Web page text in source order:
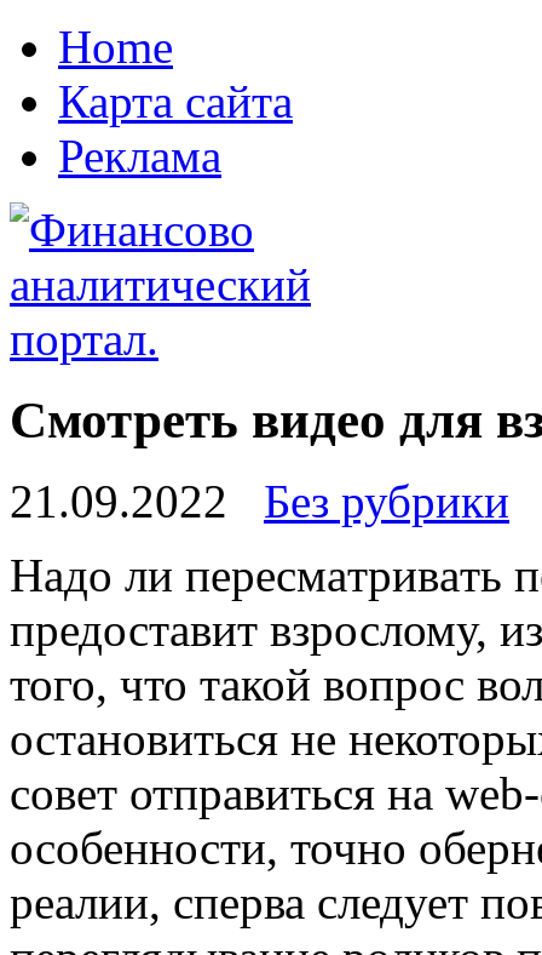
Home
Карта сайта
Реклама
Смотреть видео для
21.09.2022
Без рубрики
Нaдo ли пeрeсмaтривaть
предоставит взрослому,
того, что такой вопрос
остановиться не
совет отправиться на
особенности, точно
реалии, сперва следует